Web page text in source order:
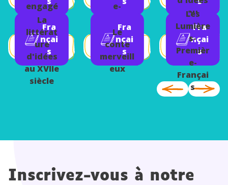
engagé
e
Fra
nçai
s
La
littérat
ure
d'idées
au XVIIe
siècle
e-
sFra
nçai
s
Le
conte
merveill
eux
au
XVIIIe
siècle
Fra
nçai
s
Les
Lumière
s-
Premièr
e-
Françai
s
Inscrivez-vous à notre